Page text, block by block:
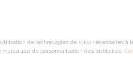
de technologies de suivi nécessaires
aussi de personnalisation des publicités.